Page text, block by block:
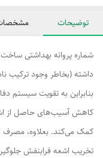
توضیحات
بنابراین به تقویت سیستم
کاهش آسیب‌های حاصل از
کمک می‌کند. بعلاوه، مصرف
تخریب اشعه فرابنفش